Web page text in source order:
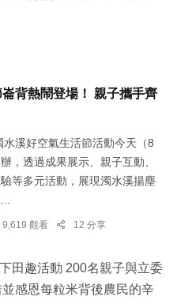
背熱鬧登場！ 親子攜手齊
水溪好空氣生活節活動今天（8
，透過成果展示、親子互動、
等多元活動，展現濁水溪揚塵
9,619 觀看 12 分享